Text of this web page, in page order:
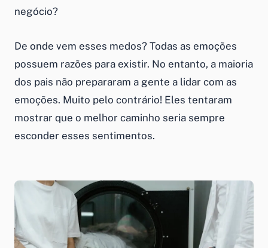
negócio?
De onde vem esses medos? Todas as emoções
possuem razões para existir. No entanto, a maioria
dos pais não prepararam a gente a lidar com as
emoções. Muito pelo contrário! Eles tentaram
mostrar que o melhor caminho seria sempre
esconder esses sentimentos.